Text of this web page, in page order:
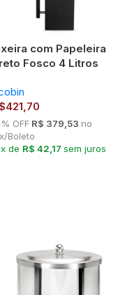
com Papeleira
Fosco 4 Litros
para Saco e Suporte
Papel Higiênico
421,70
OFFR$ 379,53 no
Boleto
de R$ 42,17 sem juros